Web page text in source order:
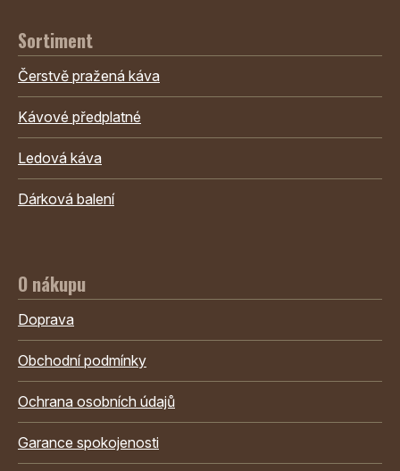
Sortiment
Čerstvě pražená káva
Kávové předplatné
Ledová káva
Dárková balení
O nákupu
Doprava
Obchodní podmínky
Ochrana osobních údajů
Garance spokojenosti